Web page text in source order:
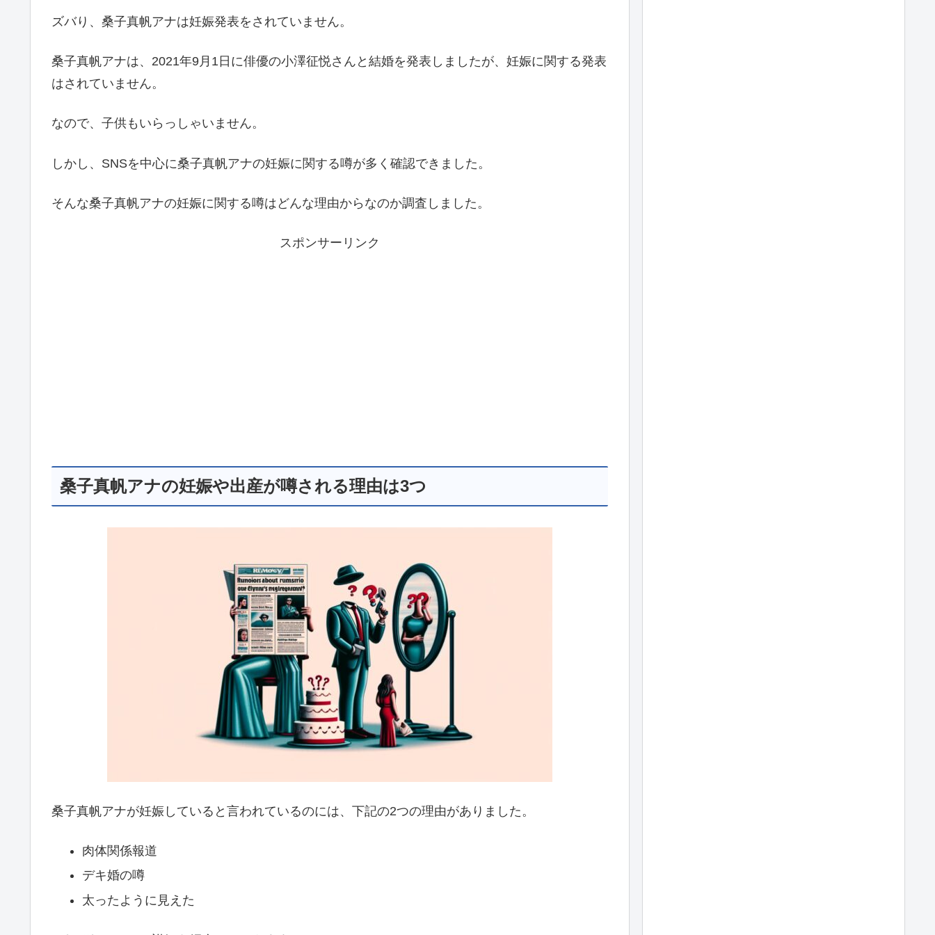
ズバり、桑子真帆アナは妊娠発表をされていません。
桑子真帆アナは、2021年9月1日に俳優の小澤征悦さんと結婚を発表しましたが、妊娠に関する発表
はされていません。
なので、子供もいらっしゃいません。
しかし、SNSを中心に桑子真帆アナの妊娠に関する噂が多く確認できました。
そんな桑子真帆アナの妊娠に関する噂はどんな理由からなのか調査しました。
スポンサーリンク
桑子真帆アナの妊娠や出産が噂される理由は3つ
桑子真帆アナが妊娠していると言われているのには、下記の2つの理由がありました。
肉体関係報道
デキ婚の噂
太ったように見えた